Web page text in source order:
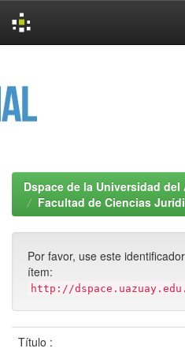
Dspace de la Universidad del
Facultad de Ciencias
Por favor, use este
ítem:
http://
Título :